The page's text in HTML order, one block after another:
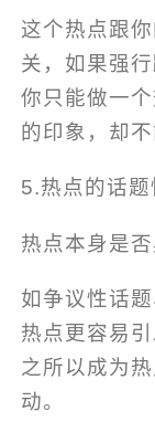
这个热点跟
关，如果强
你只能做一
的印象，却
5.热点的话题
热点本身是
如争议性话
热点更容易
之所以成为
动。